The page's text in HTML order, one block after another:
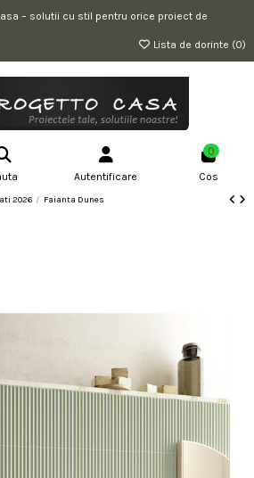
– solutii cu stil pentru orice proiect de
Lista de dorinte (0)
Autentificare
0
Cos
2026 Faianta Dunes